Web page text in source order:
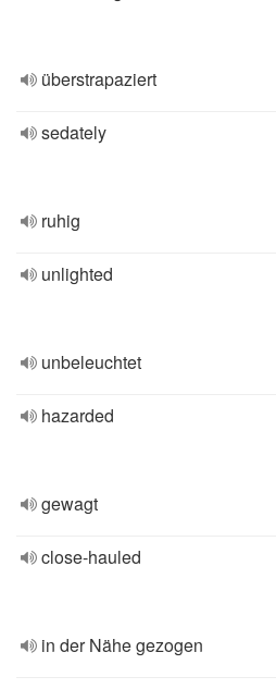
überstrapaziert
sedately
ruhig
unlighted
unbeleuchtet
hazarded
gewagt
close-hauled
in der Nähe gezogen